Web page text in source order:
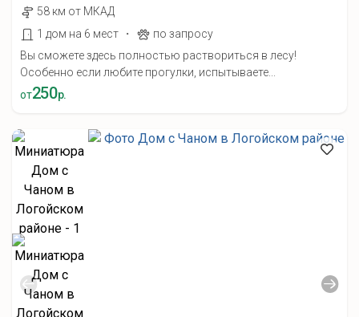
58 км от МКАД
1 дом на 6 мест
·
по запросу
Вы сможете здесь полностью раствориться в лесу!
Особенно если любите прогулки, испытываете...
от250р.